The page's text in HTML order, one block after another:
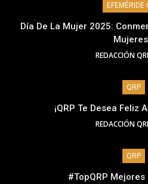
EFEMÉRIDE
Día De La Mujer 2025:
REDACCIÓN
QRP
¡QRP Te Desea Feliz
REDACCIÓN
QRP
#TopQRP